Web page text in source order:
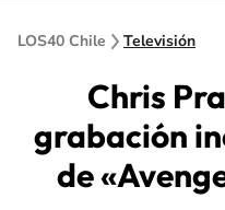
LOS40 Chile Televisión
Chris
grabación
de